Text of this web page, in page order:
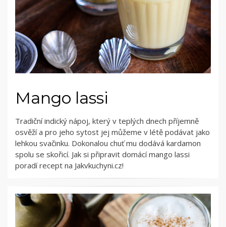
Mango lassi
Tradiční indický nápoj, který v teplých dnech příjemně
osvěží a pro jeho sytost jej můžeme v létě podávat jako
lehkou svačinku. Dokonalou chuť mu dodává kardamon
spolu se skořicí. Jak si připravit domácí mango lassi
poradí recept na Jakvkuchyni.cz!